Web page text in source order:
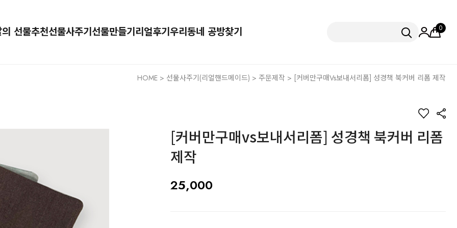
선물추천선물사주기 선물만들기 리얼후기 우리동네 공방찾기 0
HOME > 선물사주기(리얼핸드메이드) > 주문제작 > [커버만구매vs보내서리폼] 성경책 북커버 리폼 제작
[커버만구매vs보내서리폼] 성경책 북커버 리폼
제작
25,000